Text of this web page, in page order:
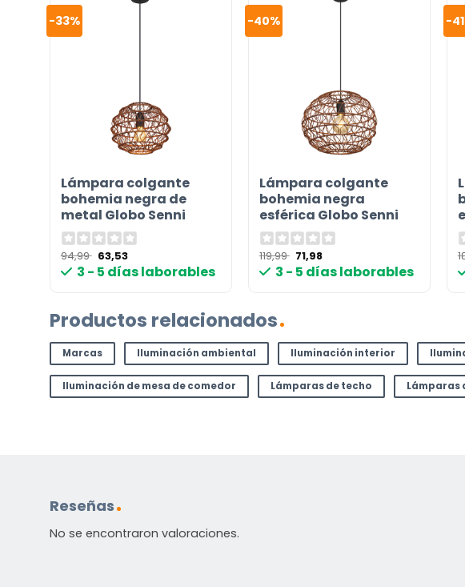
Etiqueta energética
Contáctenos. Puede comunicarse con nosotros por
correo electrónico ainfo@lamparas-en-linea.es.
-33%
Lámpara colgante
bohemia negra de
metal Globo Senni
94,99 El
precio
original
63,53
precio
actual
3 - 5 días laborables
-40%
Lámpara colgante
bohemia negra
esférica Globo Senni
119,99 El
precio
original
71,98
precio
actual
3 - 5 días laborables
-
Productos relacionados
Marcas Iluminación ambiental Iluminación interior
Iluminación de mesa de comedor Lámparas de techo Lámparas
Reseñas
No se encontraron valoraciones.